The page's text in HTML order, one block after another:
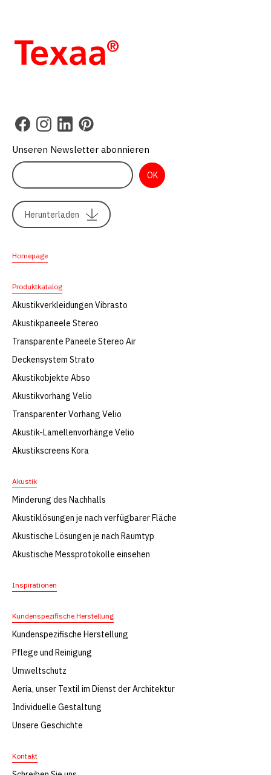
Unseren Newsletter abonnieren
Herunterladen
Homepage
Produktkatalog
Akustikverkleidungen Vibrasto
Akustikpaneele Stereo
Transparente Paneele Stereo Air
Deckensystem Strato
Akustikobjekte Abso
Akustikvorhang Velio
Transparenter Vorhang Velio
Akustik-Lamellenvorhänge Velio
Akustikscreens Kora
Akustik
Minderung des Nachhalls
Akustiklösungen je nach verfügbarer Fläche
Akustische Lösungen je nach Raumtyp
Akustische Messprotokolle einsehen
Inspirationen
Kundenspezifische Herstellung
Kundenspezifische Herstellung
Pflege und Reinigung
Umweltschutz
Aeria, unser Textil im Dienst der Architektur
Individuelle Gestaltung
Unsere Geschichte
Kontakt